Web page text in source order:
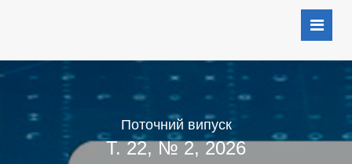
Поточний випуск
Т. 22, № 2, 2026